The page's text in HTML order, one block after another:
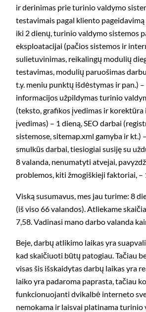
ir derinimas prie turinio valdymo
testavimais pagal kliento
iki 2 dienų, turinio valdymo sistemos
eksploatacijai (pačios sistemos ir
sulietuvinimas, reikalingų modulių
testavimas, modulių paruošimas
t.y. meniu punktų išdėstymas ir pan.)
informacijos užpildymas turinio
(teksto, grafikos įvedimas ir korektūra
įvedimas) – 1 dieną, SEO darbai
sistemose, sitemap.xml gamyba ir kt.)
smulkūs darbai, tiesiogiai susiję su
8 valanda, nenumatyti atvejai,
problemos, kiti žmogiškieji faktoriai, –
Viską susumavus, mes jau turime: 8
(iš viso 66 valandos). Atliekame
7,58. Vadinasi mano darbo valanda
Beje, darbų atlikimo laikas yra
kad skaičiuoti būtų patogiau. Tačiau
visas šis išskaidytas darbų laikas yra
laiko yra padaroma paprasta, tačiau
funkcionuojanti dvikalbė interneto
nemokama ir laisvai platinama turinio